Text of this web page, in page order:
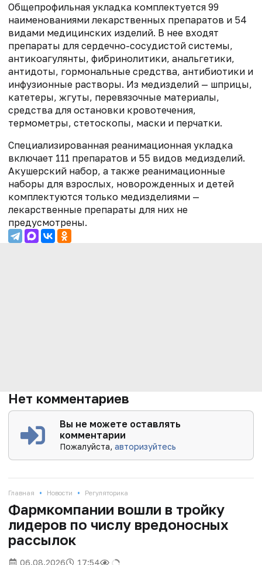
Общепрофильная укладка комплектуется 99
наименованиями лекарственных препаратов и 54
видами медицинских изделий. В нее входят
препараты для сердечно-сосудистой системы,
антикоагулянты, фибринолитики, анальгетики,
антидоты, гормональные средства, антибиотики и
инфузионные растворы. Из медизделий — шприцы,
катетеры, жгуты, перевязочные материалы,
средства для остановки кровотечения,
термометры, стетоскопы, маски и перчатки.
Специализированная реанимационная укладка
включает 111 препаратов и 55 видов медизделий.
Акушерский набор, а также реанимационные
наборы для взрослых, новорожденных и детей
комплектуются только медизделиями —
лекарственные препараты для них не
предусмотрены.
Нет комментариев
Вы не можете оставлять
комментарии
Пожалуйста,авторизуйтесь
Главная • Новости • Регуляторика
Фармкомпании вошли в тройку
лидеров по числу вредоносных
рассылок
06.08.2026 17:54